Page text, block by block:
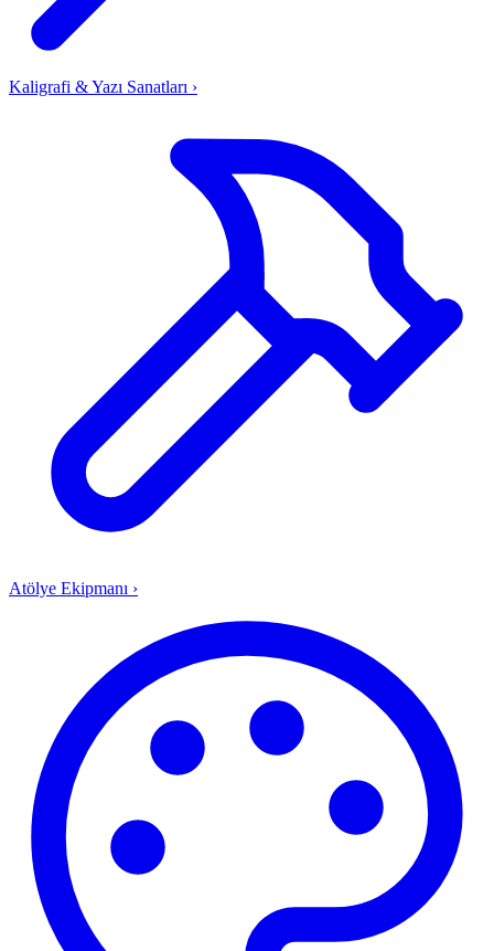
Kaligrafi & Yazı Sanatları ›
Atölye Ekipmanı ›